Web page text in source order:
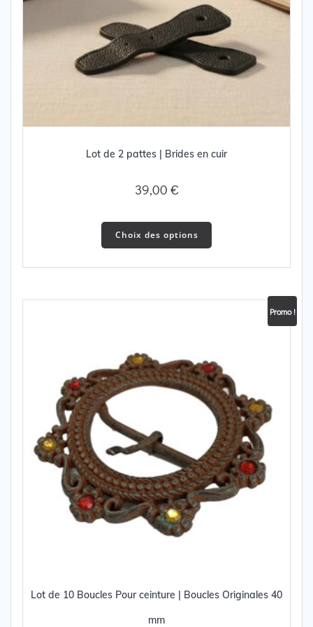
Lot de 2 pattes | Brides en cuir
39,00 €
Choix des options
Ce
a
plusieurs
Les
choisies
sur
la
page
du
produit
Promo !
Lot de 10 Boucles Pour ceinture | Boucles Originales 40
mm